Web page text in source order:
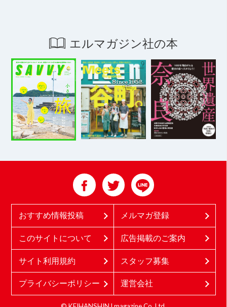
エルマガジン社の本
おすすめ情報投稿 メルマガ登録
このサイトについて 広告掲載のご案内
サイト利用規約 スタッフ募集
プライバシーポリシー 運営会社